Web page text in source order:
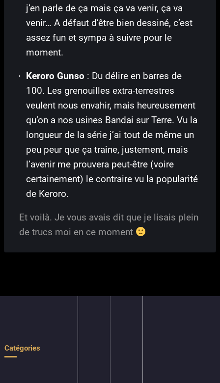
j’en parle de ça mais ça va venir, ça va
venir… A défaut d’être bien dessiné, c’est
assez fun et sympa à suivre pour le
moment.
Keroro Gunso : Du délire en barres de
100. Les grenouilles extra-terrestres
veulent nous envahir, mais heureusement
qu’on a nos usines Bandai sur Terre. Vu la
longueur de la série j’ai tout de même un
peu peur que ça traine, justement, mais
l’avenir me prouvera peut-être (voire
certainement) le contraire vu la popularité
de Keroro.
Et voilà. Je vous avais dit que je lisais plein
de trucs moi en ce moment
Catégories